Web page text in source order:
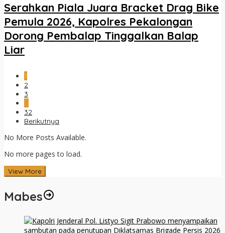
Serahkan Piala Juara Bracket Drag Bike
Pemula 2026, Kapolres Pekalongan
Dorong Pembalap Tinggalkan Balap
Liar
1
2
3
…
32
Berikutnya
No More Posts Available.
No more pages to load.
View More
Mabes